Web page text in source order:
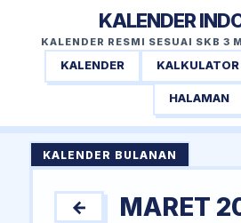
KALENDER
KALENDER RESMI SESUAI SKB 3
KALENDER KALKULATOR
HALAMAN
KALENDER BULANAN
← MARET